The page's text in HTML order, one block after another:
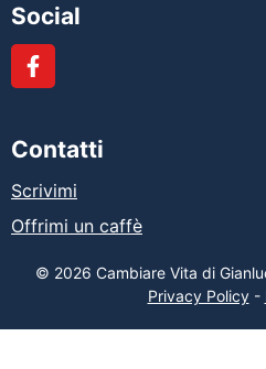
Social
Contatti
Scrivimi
Offrimi un caffè
© 2026 Cambiare Vita di
Privacy Policy-